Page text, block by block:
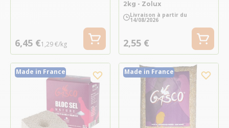
6,45 €1,29 €/kg
2kg - Zolux
Livraison à partir du
14/08/2026
2,55 €
Made in France Made in France